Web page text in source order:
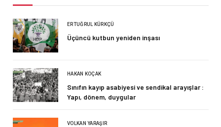
ERTUĞRUL KÜRKÇÜ
Üçüncü kutbun yeniden inşası
HAKAN KOÇAK
Sınıfın kayıp asabiyesi ve sendikal arayışlar :
Yapı, dönem, duygular
VOLKAN YARAŞIR